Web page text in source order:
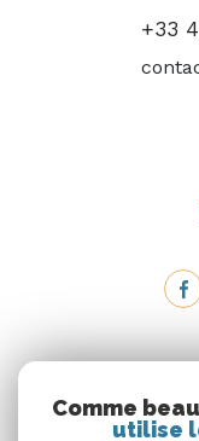
+33
Comme
utilise